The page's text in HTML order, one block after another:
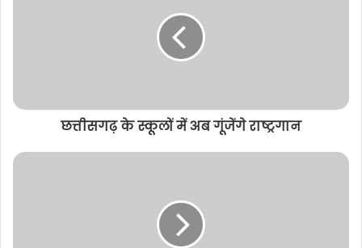
छत्तीसगढ़ के स्कूलों में अब गूंजेंगे राष्ट्रगान